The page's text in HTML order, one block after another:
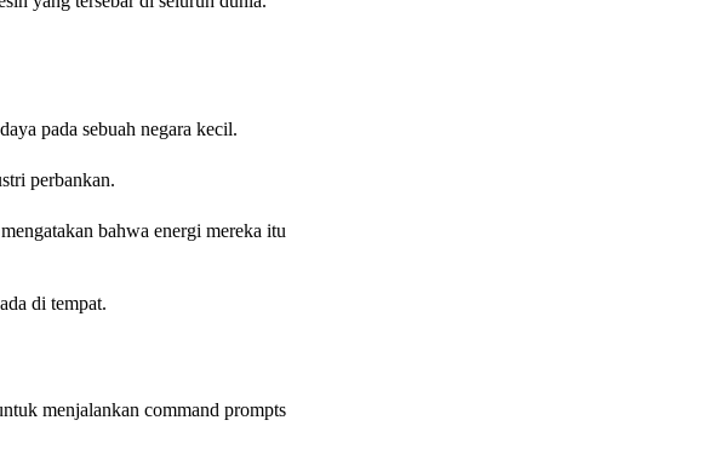
pada sebuah negara kecil.
perbankan.
bahwa energi mereka itu
di tempat.
menjalankan command prompts